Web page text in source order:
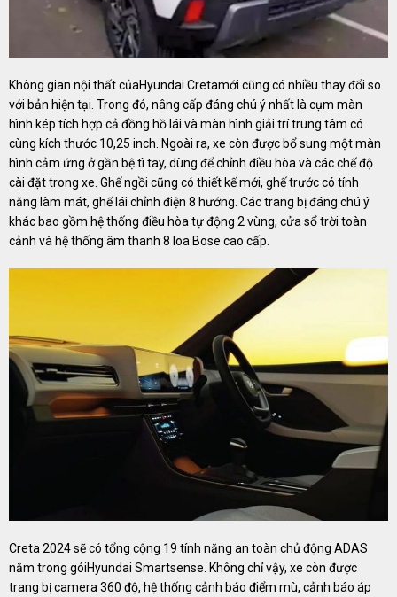
Không gian nội thất củaHyundai Cretamới cũng có nhiều thay đổi so
với bản hiện tại. Trong đó, nâng cấp đáng chú ý nhất là cụm màn
hình kép tích hợp cả đồng hồ lái và màn hình giải trí trung tâm có
cùng kích thước 10,25 inch. Ngoài ra, xe còn được bổ sung một màn
hình cảm ứng ở gần bệ tì tay, dùng để chỉnh điều hòa và các chế độ
cài đặt trong xe. Ghế ngồi cũng có thiết kế mới, ghế trước có tính
năng làm mát, ghế lái chỉnh điện 8 hướng. Các trang bị đáng chú ý
khác bao gồm hệ thống điều hòa tự động 2 vùng, cửa sổ trời toàn
cảnh và hệ thống âm thanh 8 loa Bose cao cấp.
Creta 2024 sẽ có tổng cộng 19 tính năng an toàn chủ động ADAS
nằm trong góiHyundai Smartsense. Không chỉ vậy, xe còn được
trang bị camera 360 độ, hệ thống cảnh báo điểm mù, cảnh báo áp